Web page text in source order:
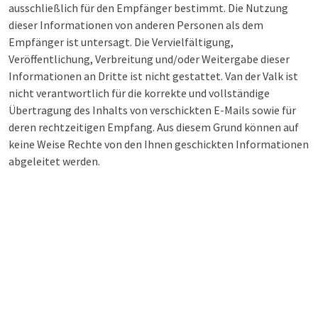
ausschließlich für den Empfänger bestimmt. Die Nutzung
dieser Informationen von anderen Personen als dem
Empfänger ist untersagt. Die Vervielfältigung,
Veröffentlichung, Verbreitung und/oder Weitergabe dieser
Informationen an Dritte ist nicht gestattet. Van der Valk ist
nicht verantwortlich für die korrekte und vollständige
Übertragung des Inhalts von verschickten E-Mails sowie für
deren rechtzeitigen Empfang. Aus diesem Grund können auf
keine Weise Rechte von den Ihnen geschickten Informationen
abgeleitet werden.